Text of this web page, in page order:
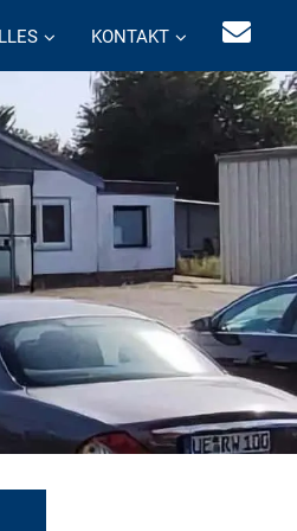
KONTAKT